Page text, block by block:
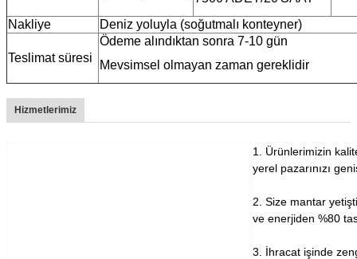
Nakliye
Deniz yoluyla (soğutmalı konteyner)
Teslimat süresi
Ödeme alındıktan sonra 7-10 gün
Mevsimsel olmayan zaman gereklidir
Hizmetlerimiz
1. Ürünlerimizin
yerel pazarınızı
2. Size mantar
ve enerjiden %80
3. İhracat işinde